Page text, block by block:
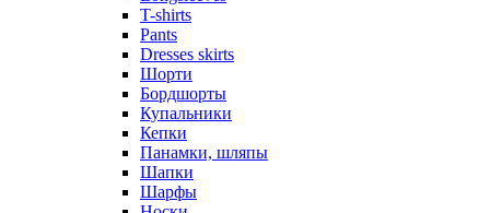
T-shirts
Pants
Dresses skirts
Шорти
Бордшорты
Купальники
Кепки
Панамки, шляпы
Шапки
Шарфы